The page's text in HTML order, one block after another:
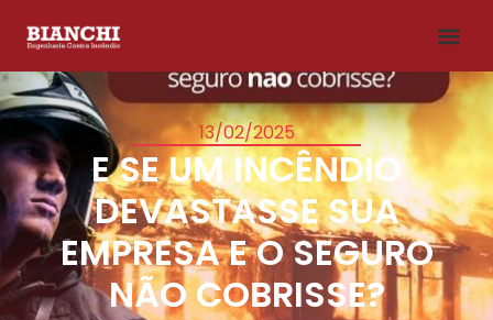
13/02/2025
E SE UM INCÊNDIO
DEVASTASSE SUA
EMPRESA E O SEGURO
NÃO COBRISSE?